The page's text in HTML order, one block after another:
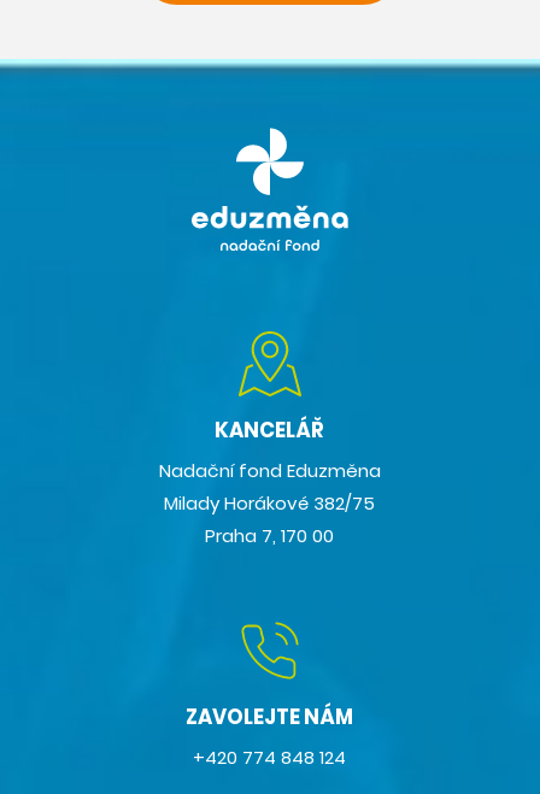
KANCELÁŘ
Nadační fond Eduzměna
Milady Horákové 382/75
Praha 7, 170 00
ZAVOLEJTE NÁM
+420 774 848 124